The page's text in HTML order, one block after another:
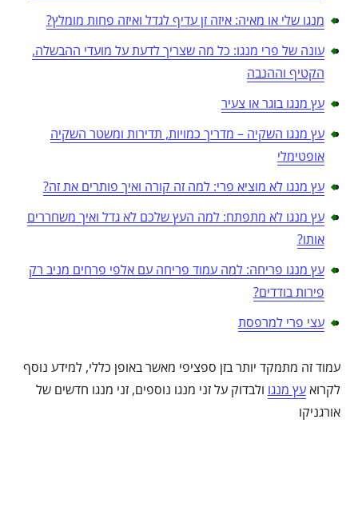
מנגו שלי או מאיה: איזה זן עדיף לגדל ואיזה פחות מומלץ?
עונה של פרי מנגו: כל מה שצריך לדעת על מועדי ההבשלה,
הקטיף וההנבה
עץ מנגו בוגר או צעיר
עץ מנגו השקיה – מדריך כמויות, תדירות ומשטר השקיה
אופטימלי
עץ מנגו לא מוציא פרי: למה זה קורה ואיך פותרים את זה?
עץ מנגו לא מתפתח: למה העץ שלכם לא גדל ואיך משחררים
אותו?
עץ מנגו פריחה: למה עמוד פריחה עם אלפי פרחים מניב רק
פירות בודדים?
עצי פרי למרפסת
עמוד זה מתמקד יותר בזן ספציפי מאשר באופן כללי, למידע נוסף
לקרואעץ מנגו ולבדוק על זני מנגו נוספים, זני מנגו חדשים של
אורגניקו